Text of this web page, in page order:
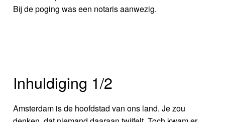
Bij de poging was een notaris aanwezig.
Inhuldiging 1/2
Amsterdam is de hoofdstad van ons land. Je zou